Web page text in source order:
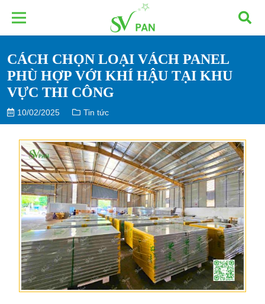
CÁCH CHỌN LOẠI VÁCH PANEL
PHÙ HỢP VỚI KHÍ HẬU TẠI KHU
VỰC THI CÔNG
10/02/2025 Tin tức